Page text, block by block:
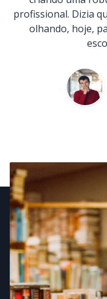
profissional. Dizia
olhando, hoje,